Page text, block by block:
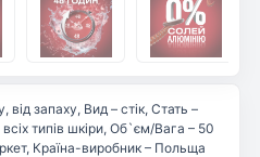
від запаху, Вид – стік, Стать –
типів шкіри, Об`єм/Вага – 50
Країна-виробник – Польща